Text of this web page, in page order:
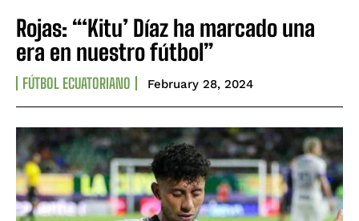
Rojas: “‘Kitu’ Díaz ha marcado una
era en nuestro fútbol”
FÚTBOL ECUATORIANO February 28, 2024